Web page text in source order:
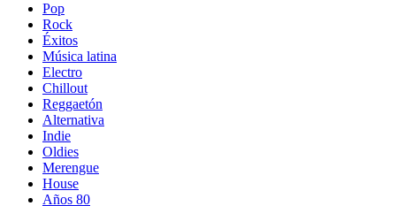
Pop
Rock
Éxitos
Música latina
Electro
Chillout
Reggaetón
Alternativa
Indie
Oldies
Merengue
House
Años 80